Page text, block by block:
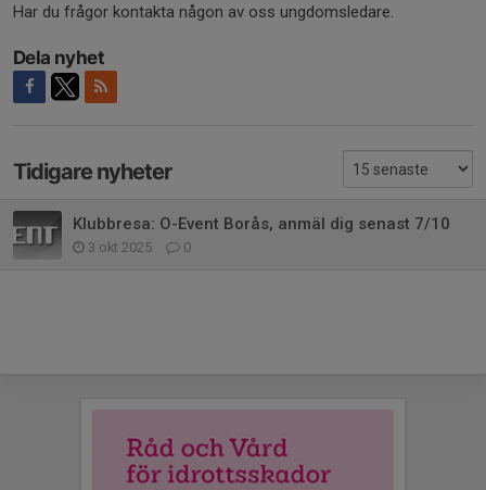
Har du frågor kontakta någon av oss ungdomsledare.
Dela nyhet
Tidigare nyheter
Klubbresa: O-Event Borås, anmäl dig senast 7/10
3 okt 2025 0